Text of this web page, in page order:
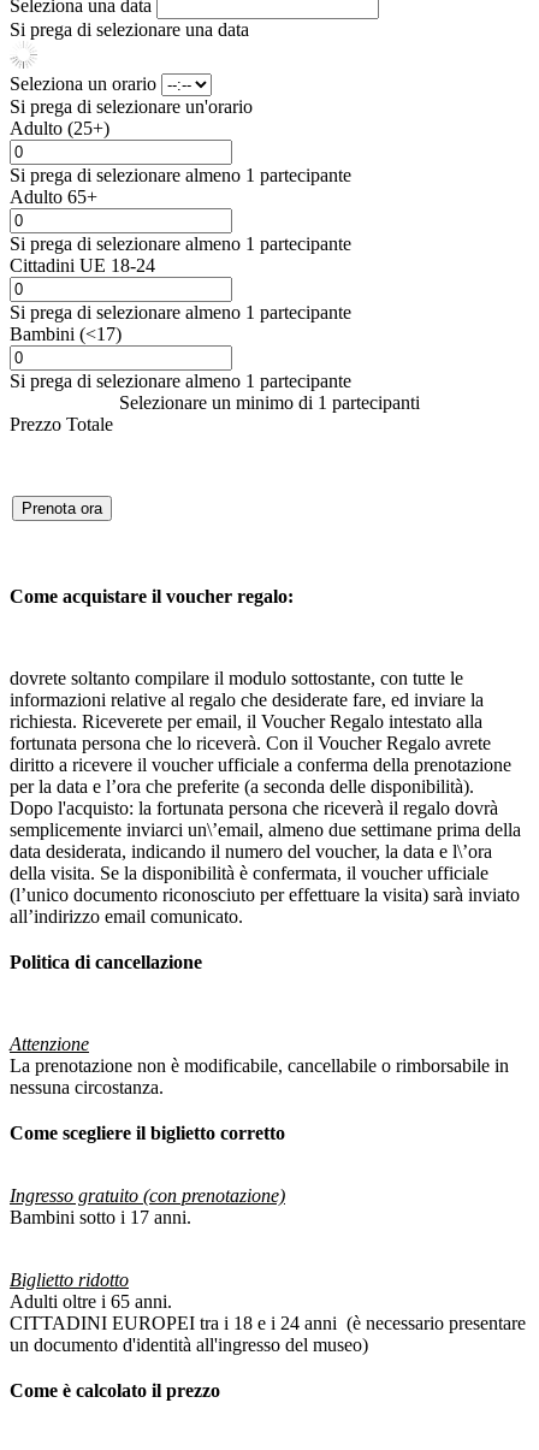
Seleziona una data
Si prega di selezionare una data
Seleziona un orario
Si prega di selezionare un'orario
Adulto (25+)
Si prega di selezionare almeno 1 partecipante
Adulto 65+
Si prega di selezionare almeno 1 partecipante
Cittadini UE 18-24
Si prega di selezionare almeno 1 partecipante
Bambini (<17)
Si prega di selezionare almeno 1 partecipante
Selezionare un minimo di 1 partecipanti
Prezzo Totale
Prenota ora
Come acquistare il voucher regalo:
dovrete soltanto compilare il modulo sottostante, con tutte le
informazioni relative al regalo che desiderate fare, ed inviare la
richiesta. Riceverete per email, il Voucher Regalo intestato alla
fortunata persona che lo riceverà. Con il Voucher Regalo avrete
diritto a ricevere il voucher ufficiale a conferma della prenotazione
per la data e l’ora che preferite (a seconda delle disponibilità).
Dopo l'acquisto: la fortunata persona che riceverà il regalo dovrà
semplicemente inviarci un\’email, almeno due settimane prima della
data desiderata, indicando il numero del voucher, la data e l\’ora
della visita. Se la disponibilità è confermata, il voucher ufficiale
(l’unico documento riconosciuto per effettuare la visita) sarà inviato
all’indirizzo email comunicato.
Politica di cancellazione
Attenzione
La prenotazione non è modificabile, cancellabile o rimborsabile in
nessuna circostanza.
Come scegliere il biglietto corretto
Ingresso gratuito (con prenotazione)
Bambini sotto i 17 anni.
Biglietto ridotto
Adulti oltre i 65 anni.
CITTADINI EUROPEI tra i 18 e i 24 anni (è necessario presentare
un documento d'identità all'ingresso del museo)
Come è calcolato il prezzo